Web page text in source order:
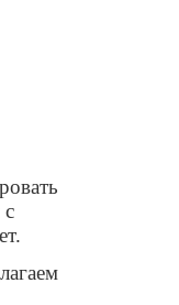
с